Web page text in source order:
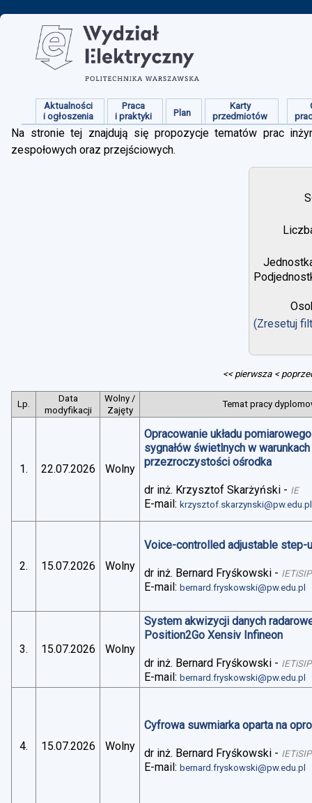
Aktualności
i ogłoszenia
Praca
i praktyki
Plan
Karty
przedmiotów
Na stronie tej znajdują się propozycje tematów prac
zespołowych oraz przejściowych.
(Zresetuj
<< pierwsza <
Lp.
Data
modyfikacji
Wolny /
Zajęty
Temat pracy
1. 22.07.2026 Wolny
Opracowanie układu
sygnałów świetlnych w
przezroczystości ośrodka
dr inż. Krzysztof Skarżyński - IE
E-mail:krzysztof.skarzynski@pw.edu.pl
2. 15.07.2026 Wolny
Voice-controlled adjustable step-
dr inż. Bernard Fryśkowski - IETiSIP
E-mail:bernard.fryskowski@pw.edu.pl
3. 15.07.2026 Wolny
System akwizycji danych
Position2Go Xensiv Infineon
dr inż. Bernard Fryśkowski - IETiSIP
E-mail:bernard.fryskowski@pw.edu.pl
4. 15.07.2026 Wolny
Cyfrowa suwmiarka oparta na
dr inż. Bernard Fryśkowski - IETiSIP
E-mail:bernard.fryskowski@pw.edu.pl